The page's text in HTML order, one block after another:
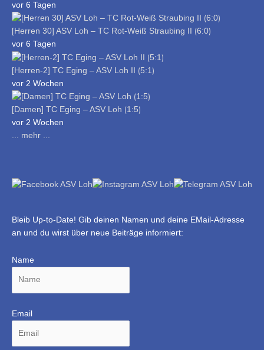
vor 6 Tagen
[Herren 30] ASV Loh – TC Rot-Weiß Straubing II ⟮6:0⟯
vor 6 Tagen
[Herren-2] TC Eging – ASV Loh II ⟮5:1⟯
vor 2 Wochen
[Damen] TC Eging – ASV Loh ⟮1:5⟯
vor 2 Wochen
... mehr ...
Bleib Up-to-Date! Gib deinen Namen und deine EMail-Adresse
an und du wirst über neue Beiträge informiert:
Name
Email